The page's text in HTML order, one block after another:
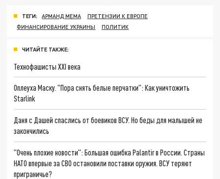
ТЕГИ: АРМАНД МЕМА
ПРЕТЕНЗИИ К ЕВРОПЕ
ФИНАНСИРОВАНИЕ УКРАИНЫ
ПОЛИТИК
ЧИТАЙТЕ ТАКЖЕ:
Технофашисты XXI века
Оплеуха Маску. "Пора снять белые перчатки": Как уничтожить
Starlink
Даня с Дашей спаслись от боевиков ВСУ. Но беды для малышей не
закончились
"Очень плохие новости": Большая ошибка Palantir в России. Страны
НАТО впервые за СВО остановили поставки оружия. ВСУ теряют
приграничье?